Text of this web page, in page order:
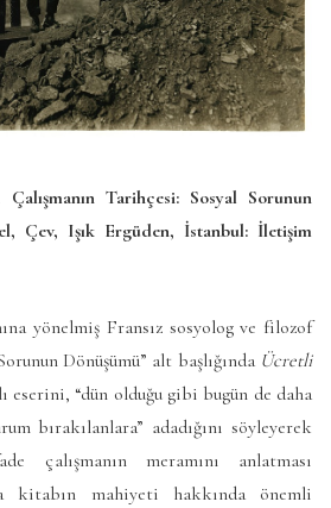
Tarihçesi: Sosyal Sorunun
Çev, Işık Ergüden, İstanbul: İletişim
yönelmiş Fransız sosyolog ve filozof
Dönüşümü” alt başlığındaÜcretli
eserini, “dün olduğu gibi bugün de daha
bırakılanlara” adadığını söyleyerek
çalışmanın meramını anlatması
kitabın mahiyeti hakkında önemli